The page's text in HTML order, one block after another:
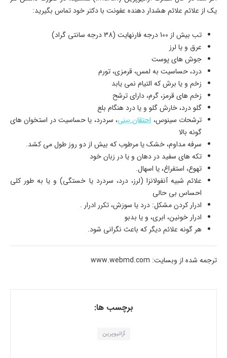
یک از علائم علائم هشدار دهنده عفونت با دکتر خود تماس بگیرید:
تب بیش از 100 درجه فارنهایت (38 درجه سانتی گراد)
عرق و یا لرز
جوش های پوست
درد، حساسیت به لمس، قرمزی، تورم
زخم و یا برش که التیام نمی یابد
زخم های قرمز، گرم، دارای ترشح
گلو درد، خارش گلو و یا درد هنگام بلع
ترشحات سینوس،احتقان بینی، سردرد، یا حساسیت در استخوان های
گونه بالا
سرفه مداوم، خشک یا مرطوب که بیش از دو روز طول می کشد.
تکه های سفید در دهان و یا در زبان خود
تهوع، استفراغ، یا اسهال.
علائم شبیه آنفولانزا (لرز، درد، سردرد یا خستگی) و یا به طور کلی
احساس بی حالی
ادرار کردن مشکل: درد یا سوزش، تکرر ادرار .
ادرار خونین، ابری، و یا بدبو
هر گونه علائم دیگر که باعث نگرانی شود.
ترجمه شده از وبسایت: www.webmd.com
برچسب ها:
آزاتیوپرین